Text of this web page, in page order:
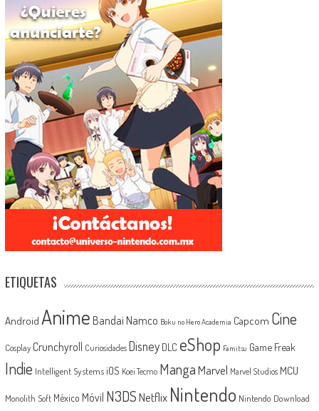
ETIQUETAS
Android Anime Bandai Namco Boku no Hero Academia Capcom Cine
Cosplay Crunchyroll Curiosidades Disney DLC eShop Famitsu Game Freak
Indie Intelligent Systems iOS Koei Tecmo MangaMarvel Marvel Studios MCU
Monolith Soft México Móvil N3DSNetflix Nintendo Nintendo Download